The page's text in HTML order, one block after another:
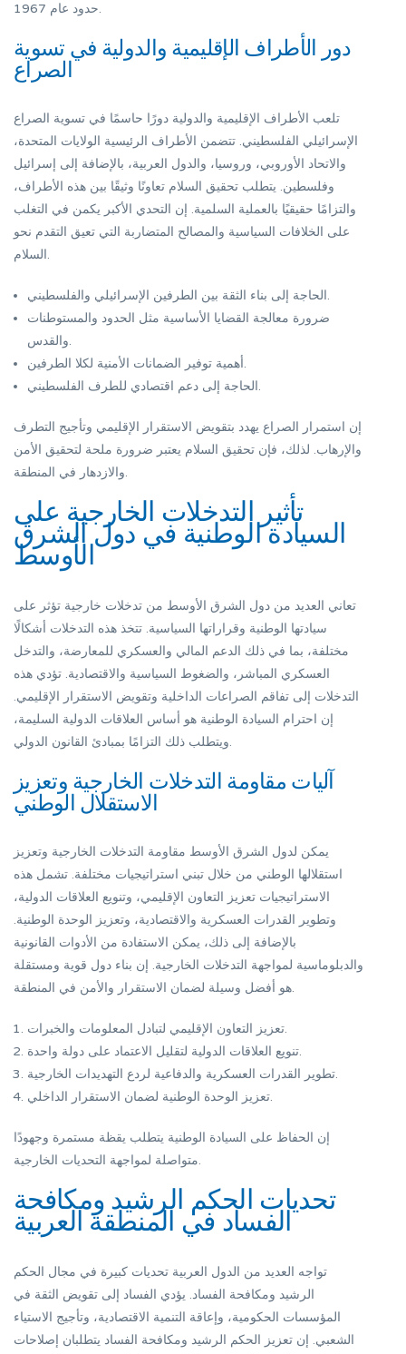
حدود عام 1967.
دور الأطراف الإقليمية والدولية في تسوية
الصراع
تلعب الأطراف الإقليمية والدولية دورًا حاسمًا في تسوية الصراع
الإسرائيلي الفلسطيني. تتضمن الأطراف الرئيسية الولايات المتحدة،
والاتحاد الأوروبي، وروسيا، والدول العربية، بالإضافة إلى إسرائيل
وفلسطين. يتطلب تحقيق السلام تعاونًا وثيقًا بين هذه الأطراف،
والتزامًا حقيقيًا بالعملية السلمية. إن التحدي الأكبر يكمن في التغلب
على الخلافات السياسية والمصالح المتضاربة التي تعيق التقدم نحو
السلام.
الحاجة إلى بناء الثقة بين الطرفين الإسرائيلي والفلسطيني.
ضرورة معالجة القضايا الأساسية مثل الحدود والمستوطنات
والقدس.
أهمية توفير الضمانات الأمنية لكلا الطرفين.
الحاجة إلى دعم اقتصادي للطرف الفلسطيني.
إن استمرار الصراع يهدد بتقويض الاستقرار الإقليمي وتأجيج التطرف
والإرهاب. لذلك، فإن تحقيق السلام يعتبر ضرورة ملحة لتحقيق الأمن
والازدهار في المنطقة.
تأثير التدخلات الخارجية على
السيادة الوطنية في دول الشرق
الأوسط
تعاني العديد من دول الشرق الأوسط من تدخلات خارجية تؤثر على
سيادتها الوطنية وقراراتها السياسية. تتخذ هذه التدخلات أشكالًا
مختلفة، بما في ذلك الدعم المالي والعسكري للمعارضة، والتدخل
العسكري المباشر، والضغوط السياسية والاقتصادية. تؤدي هذه
التدخلات إلى تفاقم الصراعات الداخلية وتقويض الاستقرار الإقليمي.
إن احترام السيادة الوطنية هو أساس العلاقات الدولية السليمة،
ويتطلب ذلك التزامًا بمبادئ القانون الدولي.
آليات مقاومة التدخلات الخارجية وتعزيز
الاستقلال الوطني
يمكن لدول الشرق الأوسط مقاومة التدخلات الخارجية وتعزيز
استقلالها الوطني من خلال تبني استراتيجيات مختلفة. تشمل هذه
الاستراتيجيات تعزيز التعاون الإقليمي، وتنويع العلاقات الدولية،
وتطوير القدرات العسكرية والاقتصادية، وتعزيز الوحدة الوطنية.
بالإضافة إلى ذلك، يمكن الاستفادة من الأدوات القانونية
والدبلوماسية لمواجهة التدخلات الخارجية. إن بناء دول قوية ومستقلة
هو أفضل وسيلة لضمان الاستقرار والأمن في المنطقة.
تعزيز التعاون الإقليمي لتبادل المعلومات والخبرات.
تنويع العلاقات الدولية لتقليل الاعتماد على دولة واحدة.
تطوير القدرات العسكرية والدفاعية لردع التهديدات الخارجية.
تعزيز الوحدة الوطنية لضمان الاستقرار الداخلي.
إن الحفاظ على السيادة الوطنية يتطلب يقظة مستمرة وجهودًا
متواصلة لمواجهة التحديات الخارجية.
تحديات الحكم الرشيد ومكافحة
الفساد في المنطقة العربية
تواجه العديد من الدول العربية تحديات كبيرة في مجال الحكم
الرشيد ومكافحة الفساد. يؤدي الفساد إلى تقويض الثقة في
المؤسسات الحكومية، وإعاقة التنمية الاقتصادية، وتأجيج الاستياء
الشعبي. إن تعزيز الحكم الرشيد ومكافحة الفساد يتطلبان إصلاحات